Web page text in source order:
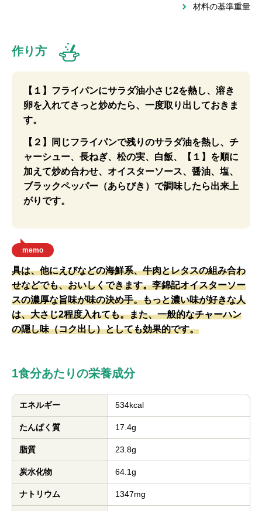
材料の基準重量
作り方
【１】フライパンにサラダ油小さじ2を熱し、溶き
卵を入れてさっと炒めたら、一度取り出しておきま
す。
【２】同じフライパンで残りのサラダ油を熱し、チ
ャーシュー、長ねぎ、松の実、白飯、【１】を順に
加えて炒め合わせ、オイスターソース、醤油、塩、
ブラックペッパー（あらびき）で調味したら出来上
がりです。
memo
具は、他にえびなどの海鮮系、牛肉とレタスの組み合わ
せなどでも、おいしくできます。李錦記オイスターソー
スの濃厚な旨味が味の決め手。もっと濃い味が好きな人
は、大さじ2程度入れても。また、一般的なチャーハン
の隠し味（コク出し）としても効果的です。
1食分あたりの栄養成分
エネルギー 534kcal
たんぱく質 17.4g
脂質 23.8g
炭水化物 64.1g
ナトリウム 1347mg